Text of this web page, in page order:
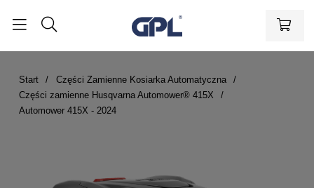
Start
Części Zamienne Kosiarka Automatyczna
Części zamienne Husqvarna Automower® 415X
Automower 415X - 2024